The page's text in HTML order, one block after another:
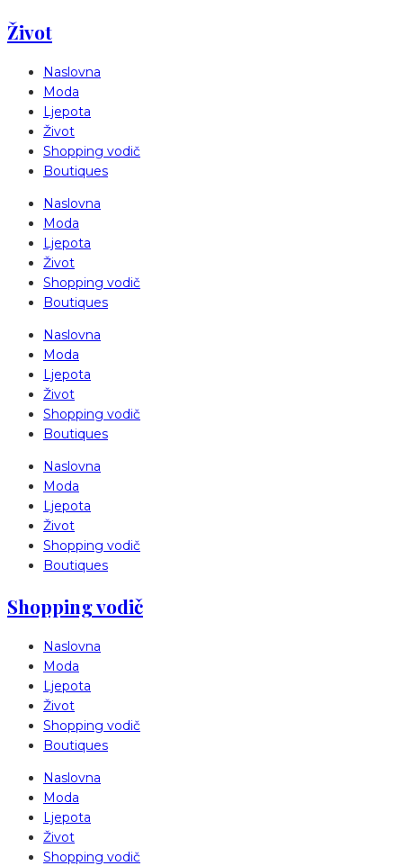
Život
Naslovna
Moda
Ljepota
Život
Shopping vodič
Boutiques
Naslovna
Moda
Ljepota
Život
Shopping vodič
Boutiques
Naslovna
Moda
Ljepota
Život
Shopping vodič
Boutiques
Naslovna
Moda
Ljepota
Život
Shopping vodič
Boutiques
Shopping vodič
Naslovna
Moda
Ljepota
Život
Shopping vodič
Boutiques
Naslovna
Moda
Ljepota
Život
Shopping vodič